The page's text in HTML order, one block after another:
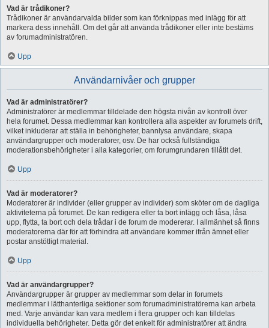
Vad är trådikoner?
Trådikoner är användarvalda bilder som kan förknippas med inlägg för att
markera dess innehåll. Om det går att använda trådikoner eller inte bestäms
av forumadministratören.
Upp
Användarnivåer och grupper
Vad är administratörer?
Administratörer är medlemmar tilldelade den högsta nivån av kontroll över
hela forumet. Dessa medlemmar kan kontrollera alla aspekter av forumets drift,
vilket inkluderar att ställa in behörigheter, bannlysa användare, skapa
användargrupper och moderatorer, osv. De har också fullständiga
moderationsbehörigheter i alla kategorier, om forumgrundaren tillåtit det.
Upp
Vad är moderatorer?
Moderatorer är individer (eller grupper av individer) som sköter om de dagliga
aktiviteterna på forumet. De kan redigera eller ta bort inlägg och låsa, låsa
upp, flytta, ta bort och dela trådar i de forum de modererar. I allmänhet så finns
moderatorerna där för att förhindra att användare kommer ifrån ämnet eller
postar anstötligt material.
Upp
Vad är användargrupper?
Användargrupper är grupper av medlemmar som delar in forumets
medlemmar i lätthanterliga sektioner som forumadministratörerna kan arbeta
med. Varje användar kan vara medlem i flera grupper och kan tilldelas
individuella behörigheter. Detta gör det enkelt för administratörer att ändra